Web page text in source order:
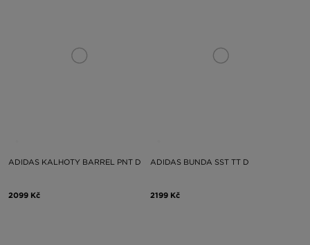
ADIDAS KALHOTY BARREL PNT D
2099 Kč
ADIDAS BUNDA SST TT D
2199 Kč